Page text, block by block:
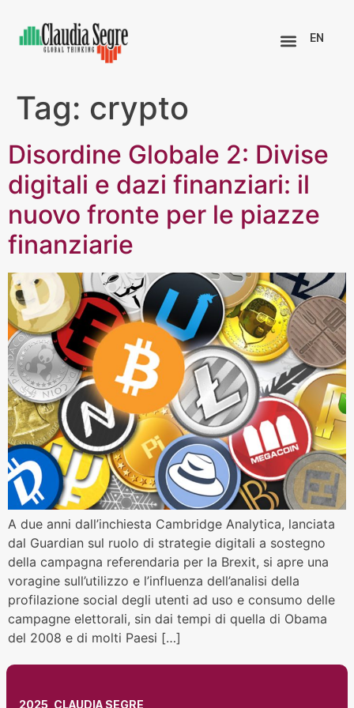
EN
Tag: crypto
Disordine Globale 2: Divise
digitali e dazi finanziari: il
nuovo fronte per le piazze
finanziarie
A due anni dall’inchiesta Cambridge Analytica, lanciata
dal Guardian sul ruolo di strategie digitali a sostegno
della campagna referendaria per la Brexit, si apre una
voragine sull’utilizzo e l’influenza dell’analisi della
profilazione social degli utenti ad uso e consumo delle
campagne elettorali, sin dai tempi di quella di Obama
del 2008 e di molti Paesi […]
2025, CLAUDIA SEGRE